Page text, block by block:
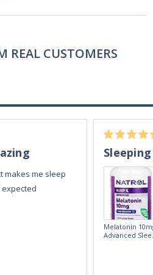
REAL CUSTOMERS
makes me sleep
Melatonin
Advanced